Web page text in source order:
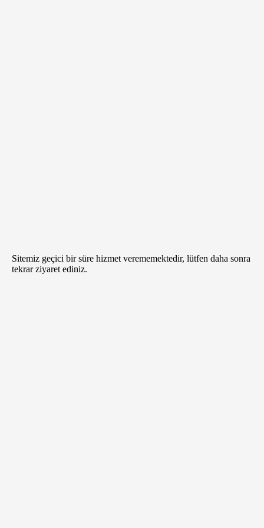
Sitemiz geçici bir süre hizmet verememektedir, lütfen daha sonra
tekrar ziyaret ediniz.